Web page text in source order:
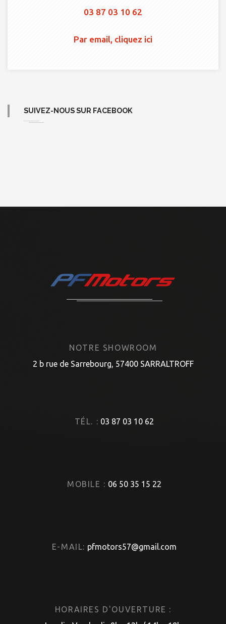
03 87 03 10 62
Par email, cliquez ici
SUIVEZ-NOUS SUR FACEBOOK
NOTRE SHOWROOM
2 b rue de Sarrebourg, 57400 SARRALTROFF
TÉL. : 03 87 03 10 62
MOBILE : 06 50 35 15 22
E-MAIL: pfmotors57@gmail.com
HORAIRES D'OUVERTURE :